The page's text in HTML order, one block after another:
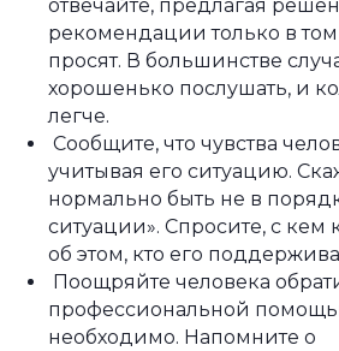
отвечайте, предлагая
рекомендации только в том
просят. В большинстве
хорошенько послушать, и
легче.
Сообщите, что чувства
учитывая его ситуацию.
нормально быть не в
ситуации». Спросите, с кем
об этом, кто его
Поощряйте человека
профессиональной
необходимо. Напомните о